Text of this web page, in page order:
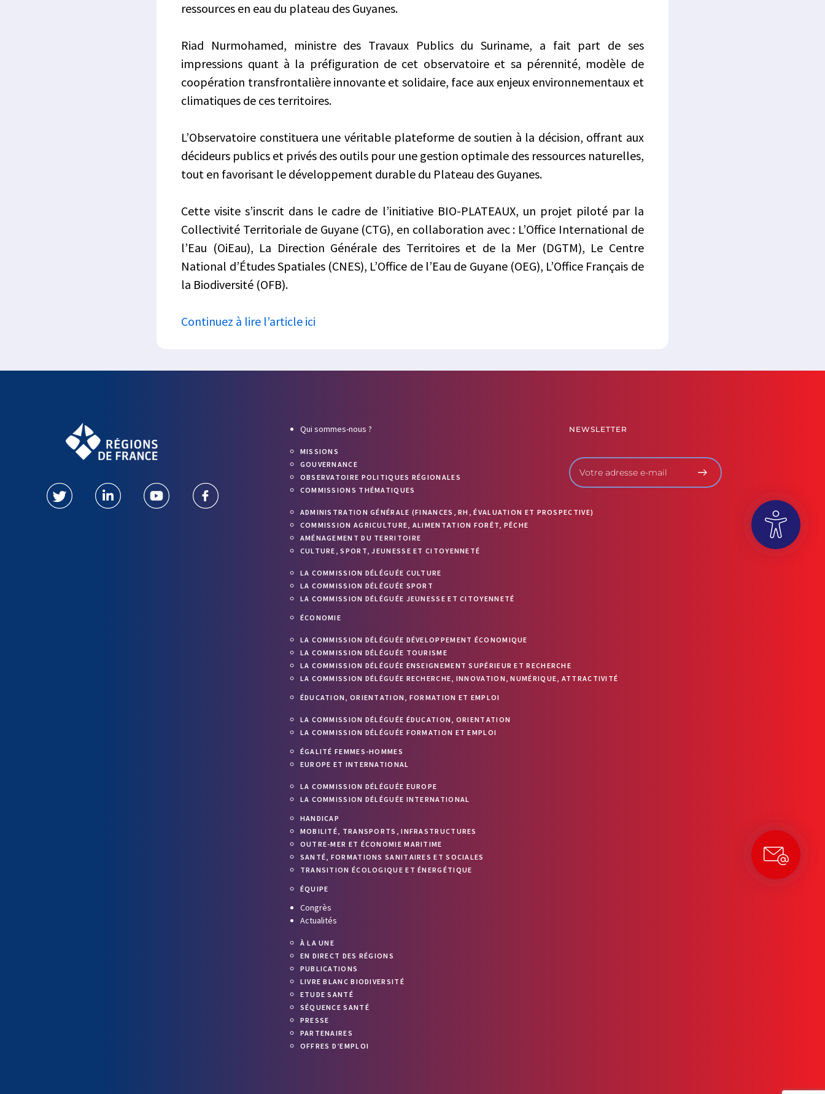
ressources en eau du plateau des Guyanes.
Riad Nurmohamed, ministre des Travaux Publics du Suriname, a fait part de ses
impressions quant à la préfiguration de cet observatoire et sa pérennité, modèle de
coopération transfrontalière innovante et solidaire, face aux enjeux environnementaux et
climatiques de ces territoires.
L’Observatoire constituera une véritable plateforme de soutien à la décision, offrant aux
décideurs publics et privés des outils pour une gestion optimale des ressources naturelles,
tout en favorisant le développement durable du Plateau des Guyanes.
Cette visite s’inscrit dans le cadre de l’initiative BIO-PLATEAUX, un projet piloté par la
Collectivité Territoriale de Guyane (CTG), en collaboration avec : L’Office International de
l’Eau (OiEau), La Direction Générale des Territoires et de la Mer (DGTM), Le Centre
National d’Études Spatiales (CNES), L’Office de l’Eau de Guyane (OEG), L’Office Français de
la Biodiversité (OFB).
Continuez à lire l’article ici
Qui sommes-nous ?
MISSIONS
GOUVERNANCE
OBSERVATOIRE POLITIQUES RÉGIONALES
COMMISSIONS THÉMATIQUES
ADMINISTRATION GÉNÉRALE (FINANCES, RH, ÉVALUATION ET PROSPECTIVE)
COMMISSION AGRICULTURE, ALIMENTATION FORÊT, PÊCHE
AMÉNAGEMENT DU TERRITOIRE
CULTURE, SPORT, JEUNESSE ET CITOYENNETÉ
LA COMMISSION DÉLÉGUÉE CULTURE
LA COMMISSION DÉLÉGUÉE SPORT
LA COMMISSION DÉLÉGUÉE JEUNESSE ET CITOYENNETÉ
ÉCONOMIE
LA COMMISSION DÉLÉGUÉE DÉVELOPPEMENT ÉCONOMIQUE
LA COMMISSION DÉLÉGUÉE TOURISME
LA COMMISSION DÉLÉGUÉE ENSEIGNEMENT SUPÉRIEUR ET RECHERCHE
LA COMMISSION DÉLÉGUÉE RECHERCHE, INNOVATION, NUMÉRIQUE, ATTRACTIVITÉ
ÉDUCATION, ORIENTATION, FORMATION ET EMPLOI
LA COMMISSION DÉLÉGUÉE ÉDUCATION, ORIENTATION
LA COMMISSION DÉLÉGUÉE FORMATION ET EMPLOI
ÉGALITÉ FEMMES-HOMMES
EUROPE ET INTERNATIONAL
LA COMMISSION DÉLÉGUÉE EUROPE
LA COMMISSION DÉLÉGUÉE INTERNATIONAL
HANDICAP
MOBILITÉ, TRANSPORTS, INFRASTRUCTURES
OUTRE-MER ET ÉCONOMIE MARITIME
SANTÉ, FORMATIONS SANITAIRES ET SOCIALES
TRANSITION ÉCOLOGIQUE ET ÉNERGÉTIQUE
ÉQUIPE
Congrès
Actualités
À LA UNE
EN DIRECT DES RÉGIONS
PUBLICATIONS
LIVRE BLANC BIODIVERSITÉ
ETUDE SANTÉ
SÉQUENCE SANTÉ
PRESSE
PARTENAIRES
OFFRES D’EMPLOI
NEWSLETTER